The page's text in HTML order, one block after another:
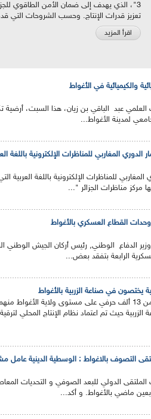
3"، الذي يهدف إلى ضمان الأمن الطاقوي
تعزيز قدرات الإنتاج. وحسب الشروحات التي
اقرأ المزيد
والكيميائية في الأغواط
العلمي عبد الباقي بن زيان، هذا السبت، أرضية
لمدينة الأغواط...
المغاربي للمناظرات الإلكترونية باللغة
الدوري المغاربي للمناظرات الإلكترونية باللغة
مركز مناظرات الجزائر "...
القطاع العسكري بالأغواط
وزير الدفاع الوطني, رئيس أركان الجيش الوطني
الرابعة بتفقد بعض...
حيث تم اعتماد نظام الإنتاج المحلي
التصوف بالاغواط : الوسطية الدينية عامل
الملتقى الدولي للبعد الصوفي و التحديات
بعين ماضي بالأغواط. و أكد...